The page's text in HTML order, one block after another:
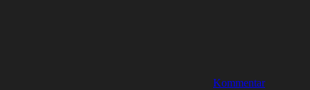
Kommentar